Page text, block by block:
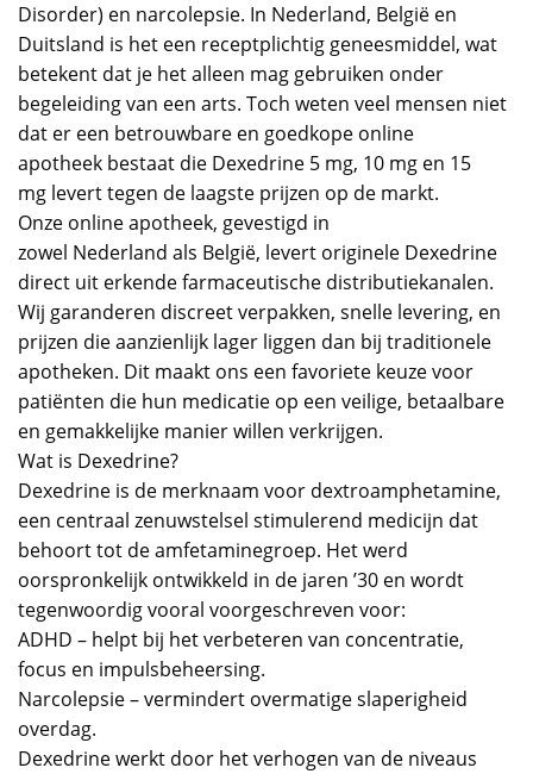
Disorder) en narcolepsie. In Nederland, België en
Duitsland is het een receptplichtig geneesmiddel, wat
betekent dat je het alleen mag gebruiken onder
begeleiding van een arts. Toch weten veel mensen niet
dat er een betrouwbare en goedkope online
apotheek bestaat die Dexedrine 5 mg, 10 mg en 15
mg levert tegen de laagste prijzen op de markt.
Onze online apotheek, gevestigd in
zowel Nederland als België, levert originele Dexedrine
direct uit erkende farmaceutische distributiekanalen.
Wij garanderen discreet verpakken, snelle levering, en
prijzen die aanzienlijk lager liggen dan bij traditionele
apotheken. Dit maakt ons een favoriete keuze voor
patiënten die hun medicatie op een veilige, betaalbare
en gemakkelijke manier willen verkrijgen.
Wat is Dexedrine?
Dexedrine is de merknaam voor dextroamphetamine,
een centraal zenuwstelsel stimulerend medicijn dat
behoort tot de amfetaminegroep. Het werd
oorspronkelijk ontwikkeld in de jaren ’30 en wordt
tegenwoordig vooral voorgeschreven voor:
ADHD – helpt bij het verbeteren van concentratie,
focus en impulsbeheersing.
Narcolepsie – vermindert overmatige slaperigheid
overdag.
Dexedrine werkt door het verhogen van de niveaus